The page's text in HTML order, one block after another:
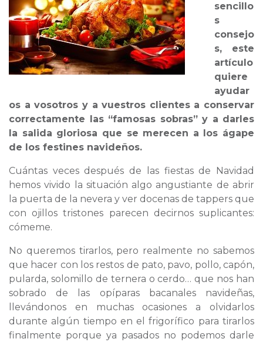
sencillo
s
consejo
s, este
artículo
quiere
ayudar
os a vosotros y a vuestros clientes a conservar
correctamente las “famosas sobras” y a darles
la salida gloriosa que se merecen a los ágape
de los festines navideños.
Cuántas veces después de las fiestas de Navidad
hemos vivido la situación algo angustiante de abrir
la puerta de la nevera y ver docenas de tappers que
con ojillos tristones parecen decirnos suplicantes:
cómeme.
No queremos tirarlos, pero realmente no sabemos
que hacer con los restos de pato, pavo, pollo, capón,
pularda, solomillo de ternera o cerdo… que nos han
sobrado de las opíparas bacanales navideñas,
llevándonos en muchas ocasiones a olvidarlos
durante algún tiempo en el frigorífico para tirarlos
finalmente porque ya pasados no podemos darle